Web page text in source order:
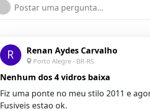
Postar uma pergunta...
R Renan Aydes Carvalho
Porto Alegre - BR-RS
Nenhum dos 4 vidros baixa
Fiz uma ponte no meu stilo 2011 e
Fusiveis estao ok.